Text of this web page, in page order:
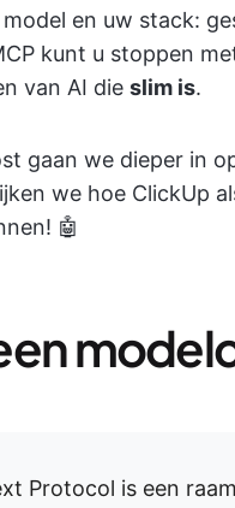
en uw stack:
kunt u stoppen
van AI die slim is.
gaan we dieper in
we hoe ClickUp
🤖
Protocol is een